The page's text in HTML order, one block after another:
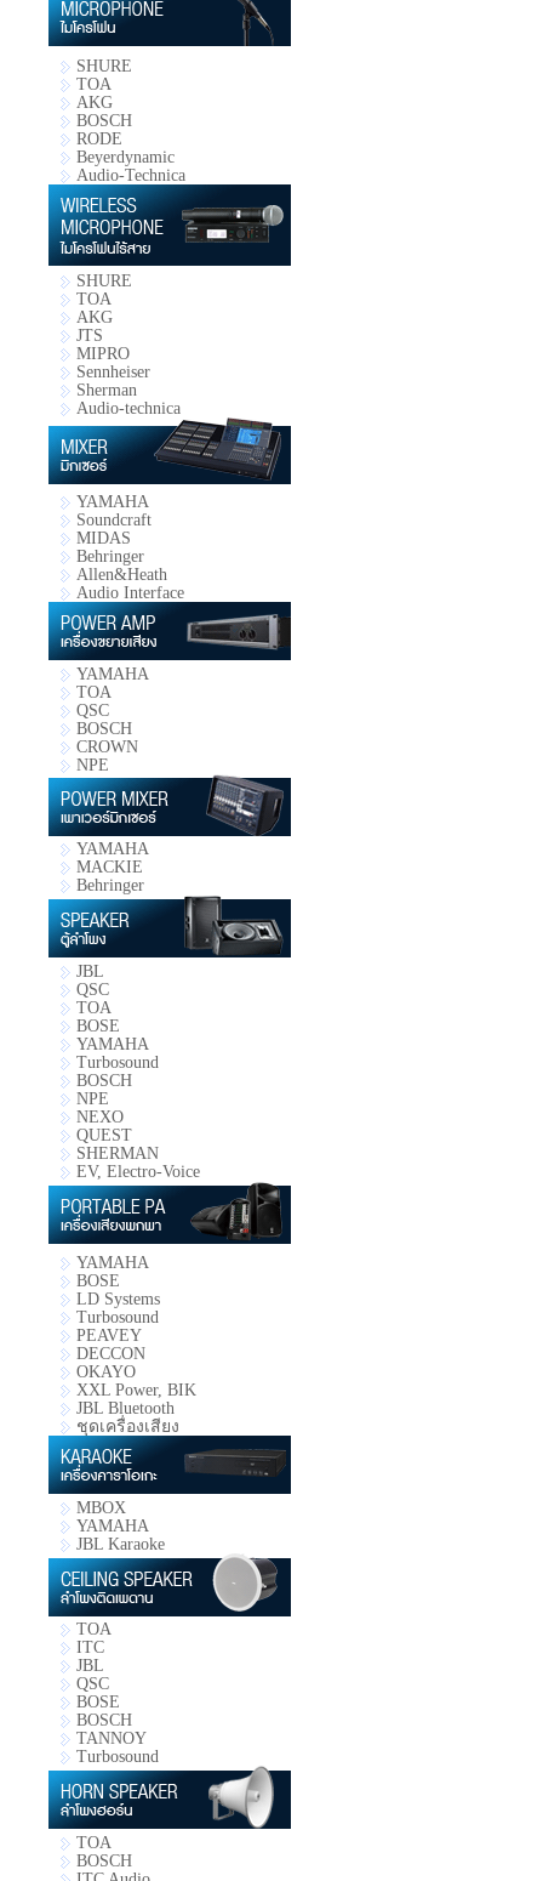
SHURE
TOA
AKG
BOSCH
RODE
Beyerdynamic
Audio-Technica
SHURE
TOA
AKG
JTS
MIPRO
Sennheiser
Sherman
Audio-technica
YAMAHA
Soundcraft
MIDAS
Behringer
Allen&Heath
Audio Interface
YAMAHA
TOA
QSC
BOSCH
CROWN
NPE
YAMAHA
MACKIE
Behringer
JBL
QSC
TOA
BOSE
YAMAHA
Turbosound
BOSCH
NPE
NEXO
QUEST
SHERMAN
EV, Electro-Voice
YAMAHA
BOSE
LD Systems
Turbosound
PEAVEY
DECCON
OKAYO
XXL Power, BIK
JBL Bluetooth
ชุดเครื่องเสียง
MBOX
YAMAHA
JBL Karaoke
TOA
ITC
JBL
QSC
BOSE
BOSCH
TANNOY
Turbosound
TOA
BOSCH